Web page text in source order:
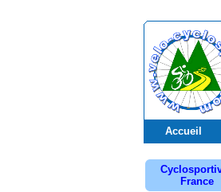
Accueil
France